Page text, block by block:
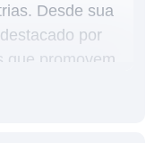
Desde sua
por
que promovem
inovadoras,